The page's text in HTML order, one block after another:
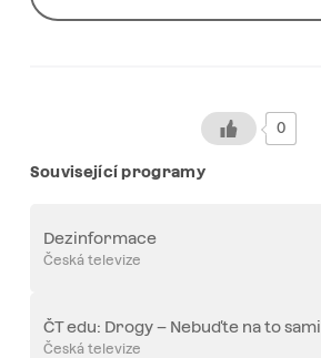
0
Související programy
Dezinformace
Česká televize
ČT edu: Drogy – Nebuďte na to sami
Česká televize